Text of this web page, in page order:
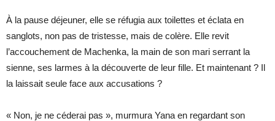
À la pause déjeuner, elle se réfugia aux toilettes et éclata en
sanglots, non pas de tristesse, mais de colère. Elle revit
l’accouchement de Machenka, la main de son mari serrant la
sienne, ses larmes à la découverte de leur fille. Et maintenant ? Il
la laissait seule face aux accusations ?
« Non, je ne céderai pas », murmura Yana en regardant son